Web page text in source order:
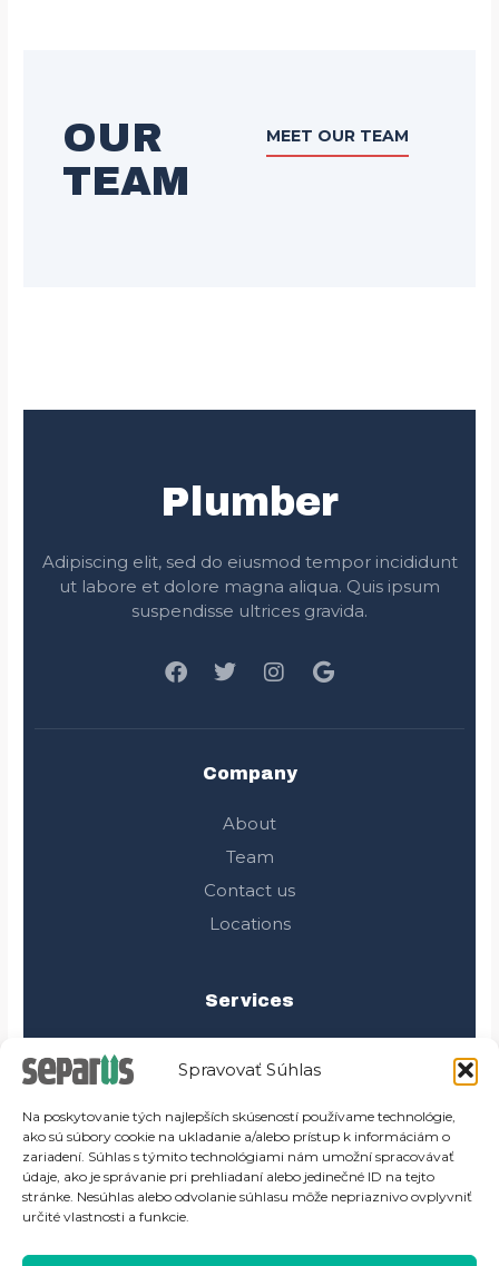
Spravovať Súhlas
Na poskytovanie tých najlepších skúseností používame technológie,
ako sú súbory cookie na ukladanie a/alebo prístup k informáciám o
zariadení. Súhlas s týmito technológiami nám umožní spracovávať
údaje, ako je správanie pri prehliadaní alebo jedinečné ID na tejto
stránke. Nesúhlas alebo odvolanie súhlasu môže nepriaznivo ovplyvniť
určité vlastnosti a funkcie.
OUR
TEAM
MEET OUR TEAM
Plumber
Adipiscing elit, sed do eiusmod tempor incididunt
ut labore et dolore magna aliqua. Quis ipsum
suspendisse ultrices gravida.
F
a
T
w
e
I
n
g
a
m
G
o
Company
About
Team
Contact us
Locations
Services
Drain cleaning
Toilet leaking
Overflowing